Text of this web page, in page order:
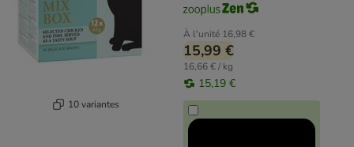
10 variantes
À l'unité 16,98 €
15,99 €
16,66 € / kg
15,19 €